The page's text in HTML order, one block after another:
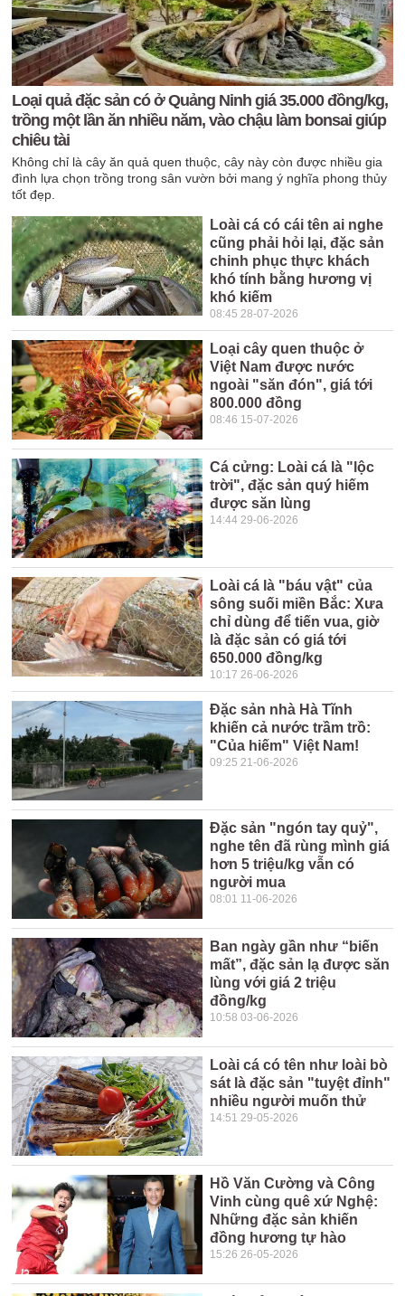
Loại quả đặc sản có ở Quảng Ninh giá 35.000 đồng/kg,
trồng một lần ăn nhiều năm, vào chậu làm bonsai giúp
chiêu tài
Không chỉ là cây ăn quả quen thuộc, cây này còn được nhiều gia
đình lựa chọn trồng trong sân vườn bởi mang ý nghĩa phong thủy
tốt đẹp.
Loài cá có cái tên ai nghe
cũng phải hỏi lại, đặc sản
chinh phục thực khách
khó tính bằng hương vị
khó kiếm
08:45 28-07-2026
Loại cây quen thuộc ở
Việt Nam được nước
ngoài "săn đón", giá tới
800.000 đồng
08:46 15-07-2026
Cá cửng: Loài cá là "lộc
trời", đặc sản quý hiếm
được săn lùng
14:44 29-06-2026
Loài cá là "báu vật" của
sông suối miền Bắc: Xưa
chỉ dùng để tiến vua, giờ
là đặc sản có giá tới
650.000 đồng/kg
10:17 26-06-2026
Đặc sản nhà Hà Tĩnh
khiến cả nước trầm trồ:
"Của hiếm" Việt Nam!
09:25 21-06-2026
Đặc sản "ngón tay quỷ",
nghe tên đã rùng mình giá
hơn 5 triệu/kg vẫn có
người mua
08:01 11-06-2026
Ban ngày gần như “biến
mất”, đặc sản lạ được săn
lùng với giá 2 triệu
đồng/kg
10:58 03-06-2026
Loài cá có tên như loài bò
sát là đặc sản "tuyệt đỉnh"
nhiều người muốn thử
14:51 29-05-2026
Hồ Văn Cường và Công
Vinh cùng quê xứ Nghệ:
Những đặc sản khiến
đồng hương tự hào
15:26 26-05-2026